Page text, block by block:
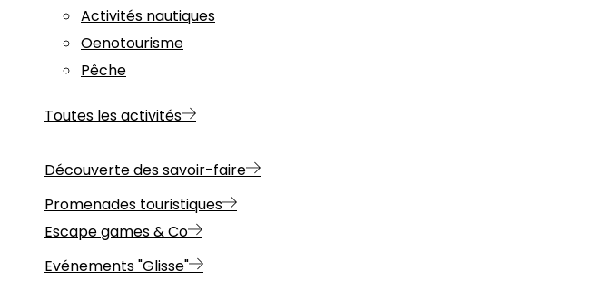
Activités nautiques
Oenotourisme
Pêche
Toutes les activités
Découverte des savoir-faire
Promenades touristiques
Escape games & Co
Evénements "Glisse"